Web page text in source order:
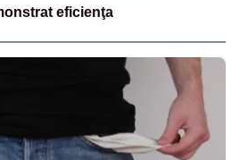
eficienţa